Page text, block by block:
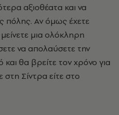
αξιοθέατα και να
πόλης. Αν όμως έχετε
μια ολόκληρη
να απολαύσετε την
θα βρείτε τον χρόνο για
στη Σίντρα είτε στο